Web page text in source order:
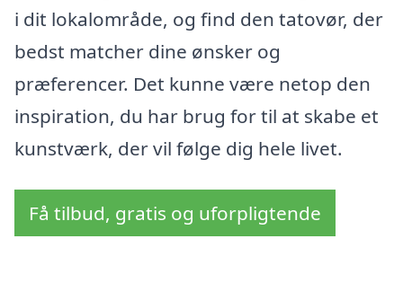
i dit lokalområde, og find den tatovør, der
bedst matcher dine ønsker og
præferencer. Det kunne være netop den
inspiration, du har brug for til at skabe et
kunstværk, der vil følge dig hele livet.
Få tilbud, gratis og uforpligtende